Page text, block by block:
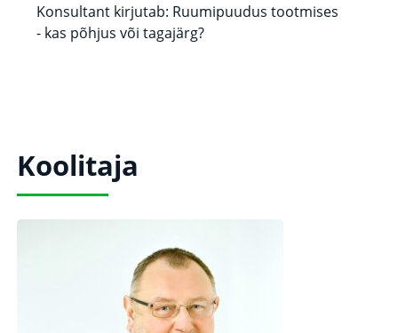
Konsultant kirjutab: Ruumipuudus tootmises
- kas põhjus või tagajärg?
Koolitaja